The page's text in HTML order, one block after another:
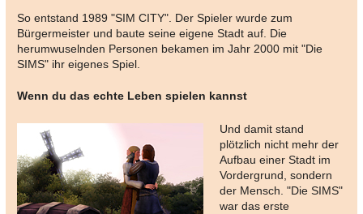
So entstand 1989 "SIM CITY". Der Spieler wurde zum
Bürgermeister und baute seine eigene Stadt auf. Die
herumwuselnden Personen bekamen im Jahr 2000 mit "Die
SIMS" ihr eigenes Spiel.
Wenn du das echte Leben spielen kannst
Und damit stand
plötzlich nicht mehr der
Aufbau einer Stadt im
Vordergrund, sondern
der Mensch. "Die SIMS"
war das erste